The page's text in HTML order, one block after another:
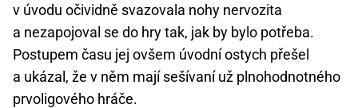
v úvodu očividně svazovala nohy nervozita
a nezapojoval se do hry tak, jak by bylo potřeba.
Postupem času jej ovšem úvodní ostych přešel
a ukázal, že v něm mají sešívaní už plnohodnotného
prvoligového hráče.